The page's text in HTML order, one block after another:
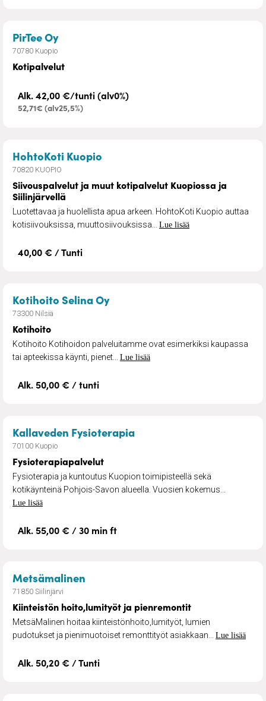
PirTee Oy– Kotipalvelut
70780 Kuopio
Kotipalvelut
Alk. 42,00 €/tunti (alv0%)
52,71€ (alv25,5%)
HohtoKoti Kuopio
70820 KUOPIO
Siivouspalvelut ja muut kotipalvelut Kuopiossa ja
Siilinjärvellä
Luotettavaa ja huolellista apua arkeen. HohtoKoti Kuopio auttaa
kotisiivouksissa, muuttosiivouksissa... Lue lisää
40,00 € / Tunti
Kotihoito Selina Oy– Kotihoito
73300 Nilsiä
Kotihoito
Kotihoito Kotihoidon palveluitamme ovat esimerkiksi kaupassa
tai apteekissa käynti, pienet... Lue lisää
Alk. 50,00 € / tunti
Kallaveden Fysioterapia– Fysioterapiapalvelut
70100 Kuopio
Fysioterapiapalvelut
Fysioterapia ja kuntoutus Kuopion toimipisteellä sekä
kotikäynteinä Pohjois-Savon alueella. Vuosien kokemus...
Lue lisää
Alk. 55,00 € / 30 min ft
Metsämalinen
71850 Siilinjärvi
Kiinteistön hoito,lumityöt ja pienremontit
MetsäMalinen hoitaa kiinteistönhoito,lumityöt, lumien
pudotukset ja pienimuotoiset remonttityöt asiakkaan... Lue lisää
Alk. 50,20 € / Tunti